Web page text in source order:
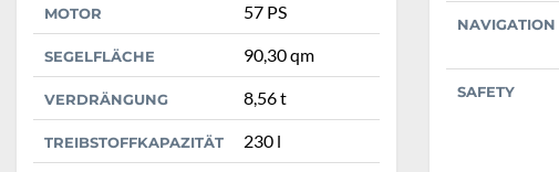
MOTOR 57 PS
SEGELFLÄCHE 90,30 qm
VERDRÄNGUNG 8,56 t
TREIBSTOFFKAPAZITÄT 230 l
NAVIGATION
SAFETY